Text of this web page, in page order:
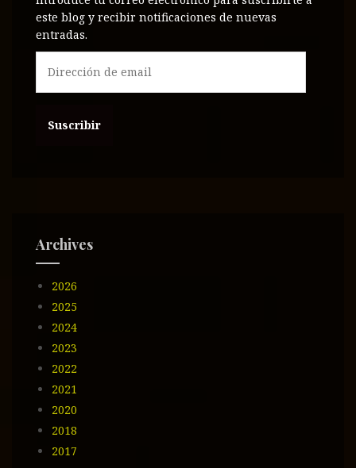
este blog y recibir notificaciones de nuevas
entradas.
r
e
m
a
i
l
Archives
2026
2025
2024
2023
2022
2021
2020
2018
2017